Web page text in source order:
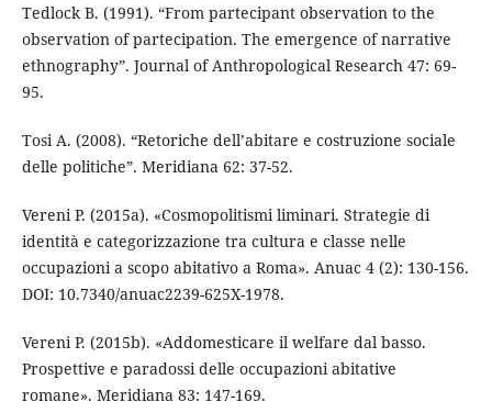
Tedlock B. (1991). “From partecipant observation to the
observation of partecipation. The emergence of narrative
ethnography”. Journal of Anthropological Research 47: 69-
95.
Tosi A. (2008). “Retoriche dell’abitare e costruzione sociale
delle politiche”. Meridiana 62: 37-52.
Vereni P. (2015a). «Cosmopolitismi liminari. Strategie di
identità e categorizzazione tra cultura e classe nelle
occupazioni a scopo abitativo a Roma». Anuac 4 (2): 130-156.
DOI: 10.7340/anuac2239-625X-1978.
Vereni P. (2015b). «Addomesticare il welfare dal basso.
Prospettive e paradossi delle occupazioni abitative
romane». Meridiana 83: 147-169.